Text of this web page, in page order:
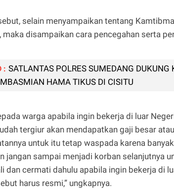
selain menyampaikan tentang
maka disampaikan cara pencegahan serta
: SATLANTAS POLRES SUMEDANG
HAMA TIKUS DI CISITU
warga apabila ingin bekerja di luar
tergiur akan mendapatkan gaji besar
untuk itu tetap waspada karena
jangan sampai menjadi korban selanjutnya
dan cermati dahulu apabila ingin bekerja di
harus resmi,” ungkapnya.